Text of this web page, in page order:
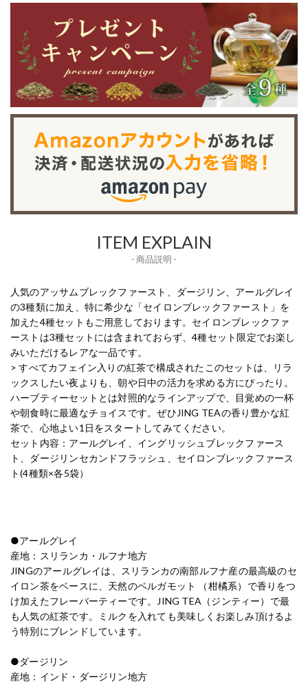
ITEM EXPLAIN
- 商品説明 -
人気のアッサムブレックファースト、ダージリン、アールグレイ
の3種類に加え、特に希少な「セイロンブレックファースト」を
加えた4種セットもご用意しております。セイロンブレックファ
ーストは3種セットには含まれておらず、4種セット限定でお楽し
みいただけるレアな一品です。
> すべてカフェイン入りの紅茶で構成されたこのセットは、リラ
ックスしたい夜よりも、朝や日中の活力を求める方にぴったり。
ハーブティーセットとは対照的なラインアップで、目覚めの一杯
や朝食時に最適なチョイスです。ぜひJING TEAの香り豊かな紅
茶で、心地よい1日をスタートしてみてください。
セット内容：アールグレイ、イングリッシュブレックファース
ト、ダージリンセカンドフラッシュ、セイロンブレックファース
ト(4種類×各5袋）
●アールグレイ
産地：スリランカ・ルフナ地方
JINGのアールグレイは、スリランカの南部ルフナ産の最高級のセ
イロン茶をベースに、天然のベルガモット （柑橘系）で香りをつ
け加えたフレーバーティーです。JING TEA（ジンティー）で最
も人気の紅茶です。ミルクを入れても美味しくお楽しみ頂けるよ
う特別にブレンドしています。
●ダージリン
産地：インド・ダージリン地方